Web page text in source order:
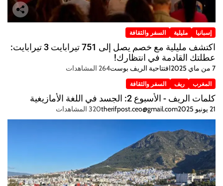
إسبانيا مليلية السفر والثقافة
اكتشف مليلية مع خصم يصل إلى 751 تيرابايت 3 تيرابايت:
عطلتك القادمة في انتظارك!
7 من ماي 2025 افتتاحية الريف بوست264 المشاهدات
المغرب ريف السفر والثقافة
كلمات الريف - الأسبوع 2: الجسد في اللغة الأمازيغية
21 يونيو 2025 therifpost.ceo@gmail.com320 المشاهدات